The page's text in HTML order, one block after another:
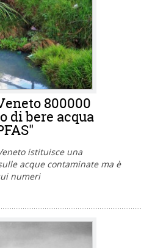
800000
di bere acqua
istituisce una
acque contaminate ma è
numeri